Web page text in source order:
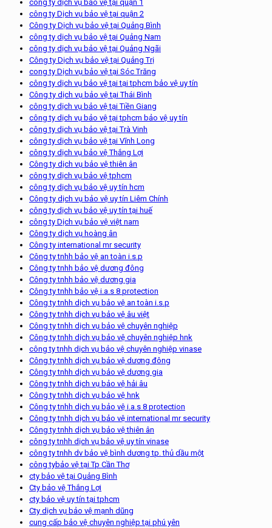
công ty dịch vụ bảo vệ tại quận 1
công ty Dịch vụ bảo vệ tại quận 2
Công ty Dịch vụ bảo vệ tại Quảng Bình
công ty dịch vụ bảo vệ tại Quảng Nam
công ty dịch vụ bảo vệ tại Quảng Ngãi
Công ty Dịch vụ bảo vệ tại Quảng Trị
cong ty Dịch vụ bảo vệ tại Sóc Trăng
công ty dịch vụ bảo vệ tại tại tphcm bảo vệ uy tín
Công ty dịch vụ bảo vệ tại Thái Bình
công ty dịch vụ bảo vệ tại Tiền Giang
công ty dịch vụ bảo vệ tại tphcm bảo vệ uy tín
công ty dịch vụ bảo vệ tại Trà Vinh
công ty dịch vụ bảo vệ tại Vĩnh Long
công ty dịch vụ bảo vệ Thắng Lợi
Công ty dịch vụ bảo vệ thiên ân
công ty dịch vụ bảo vệ tphcm
công ty dịch vụ bảo vệ uy tín hcm
Công ty dịch vụ bảo vệ uy tín Liêm Chính
công ty dịch vụ bảo vệ uy tín tại huế
công ty Dịch vụ bảo vệ việt nam
Công ty dịch vụ hoàng ân
Công ty international mr security
Công ty tnhh bảo vệ an toàn i.s.p
Công ty tnhh bảo vệ dương đông
Công ty tnhh bảo vệ dương gia
Công ty tnhh bảo vệ i.a.s 8 protection
Công ty tnhh dịch vụ bảo vệ an toàn i.s.p
Công ty tnhh dịch vụ bảo vệ âu việt
Công ty tnhh dịch vụ bảo vệ chuyên nghiệp
Công ty tnhh dịch vụ bảo vệ chuyên nghiệp hnk
công ty tnhh dịch vụ bảo vệ chuyên nghiệp vinase
Công ty tnhh dịch vụ bảo vệ dương đông
Công ty tnhh dịch vụ bảo vệ dương gia
Công ty tnhh dịch vụ bảo vệ hải âu
Công ty tnhh dịch vụ bảo vệ hnk
Công ty tnhh dịch vụ bảo vệ i.a.s 8 protection
Công ty tnhh dịch vụ bảo vệ international mr security
Công ty tnhh dịch vụ bảo vệ thiên ân
công ty tnhh dịch vụ bảo vệ uy tín vinase
công ty tnhh dv bảo vệ bình dương tp. thủ dầu một
công tybảo vệ tại Tp Cần Thơ
cty bảo vệ tại Quảng Bình
Cty bảo vệ Thắng Lợi
cty bảo vệ uy tín tại tphcm
Cty dịch vụ bảo vệ mạnh dũng
cung cấp bảo vệ chuyên nghiệp tại phú yên